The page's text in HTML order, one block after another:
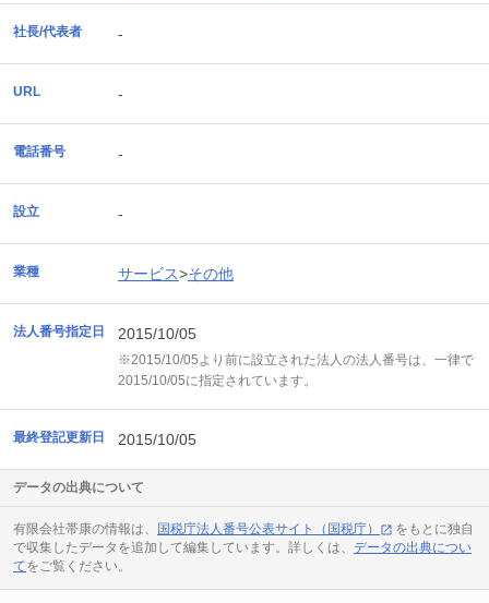
社長/代表者 -
URL -
電話番号 -
設立 -
業種 サービス>その他
法人番号指定日 2015/10/05
※2015/10/05より前に設立された法人の法人番号は、一律で
2015/10/05に指定されています。
最終登記更新日 2015/10/05
データの出典について
有限会社帯康の情報は、 国税庁法人番号公表サイト（国税庁）
をもとに独自
で収集したデータを追加して編集しています。詳しくは、 データの出典につい
てをご覧ください。